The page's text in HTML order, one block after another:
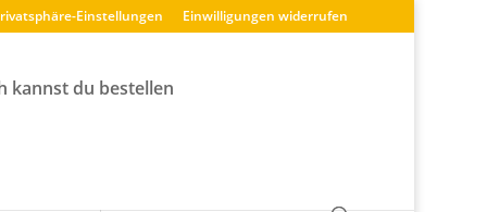
Einstellungen Einwilligungen widerrufen
kannst du bestellen